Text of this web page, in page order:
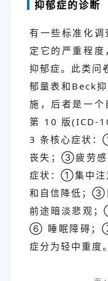
抑郁症的诊断
有一些标准化
定它的严重程
抑郁症。此类
郁量表和Beck
施，后者是一
第 10 版(ICD-
3 条核心症状
丧失；③疲劳感
症状：①集中注
和自信降低；③
前途暗淡悲观
⑥ 睡眠障碍；⑦
症分为轻中重度。